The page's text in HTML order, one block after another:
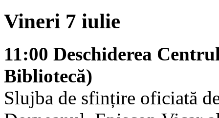
Vineri 7 iulie
11:00 Deschiderea
Bibliotecă)
Slujba de sfințire oficiată